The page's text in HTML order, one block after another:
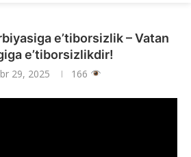
e’tiborsizlik – Vatan
e’tiborsizlikdir!
29, 2025 166